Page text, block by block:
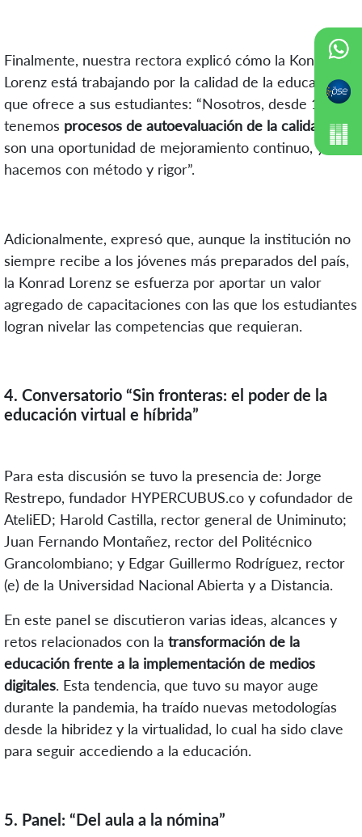
Finalmente, nuestra rectora explicó cómo la Konrad
Lorenz está trabajando por la calidad de la educación
que ofrece a sus estudiantes: “Nosotros, desde 1981
tenemos procesos de autoevaluación de la calidad
, que
son una oportunidad de mejoramiento continuo, y que
hacemos con método y rigor”.
Adicionalmente, expresó que, aunque la institución no
siempre recibe a los jóvenes más preparados del país,
la Konrad Lorenz se esfuerza por aportar un valor
agregado de capacitaciones con las que los estudiantes
logran nivelar las competencias que requieran.
4. Conversatorio “Sin fronteras: el poder de la
educación virtual e híbrida”
Para esta discusión se tuvo la presencia de: Jorge
Restrepo, fundador HYPERCUBUS.co y cofundador de
AteliED; Harold Castilla, rector general de Uniminuto;
Juan Fernando Montañez, rector del Politécnico
Grancolombiano; y Edgar Guillermo Rodríguez, rector
(e) de la Universidad Nacional Abierta y a Distancia.
En este panel se discutieron varias ideas, alcances y
retos relacionados con la transformación de la
educación frente a la implementación de medios
digitales. Esta tendencia, que tuvo su mayor auge
durante la pandemia, ha traído nuevas metodologías
desde la hibridez y la virtualidad, lo cual ha sido clave
para seguir accediendo a la educación.
5. Panel: “Del aula a la nómina”